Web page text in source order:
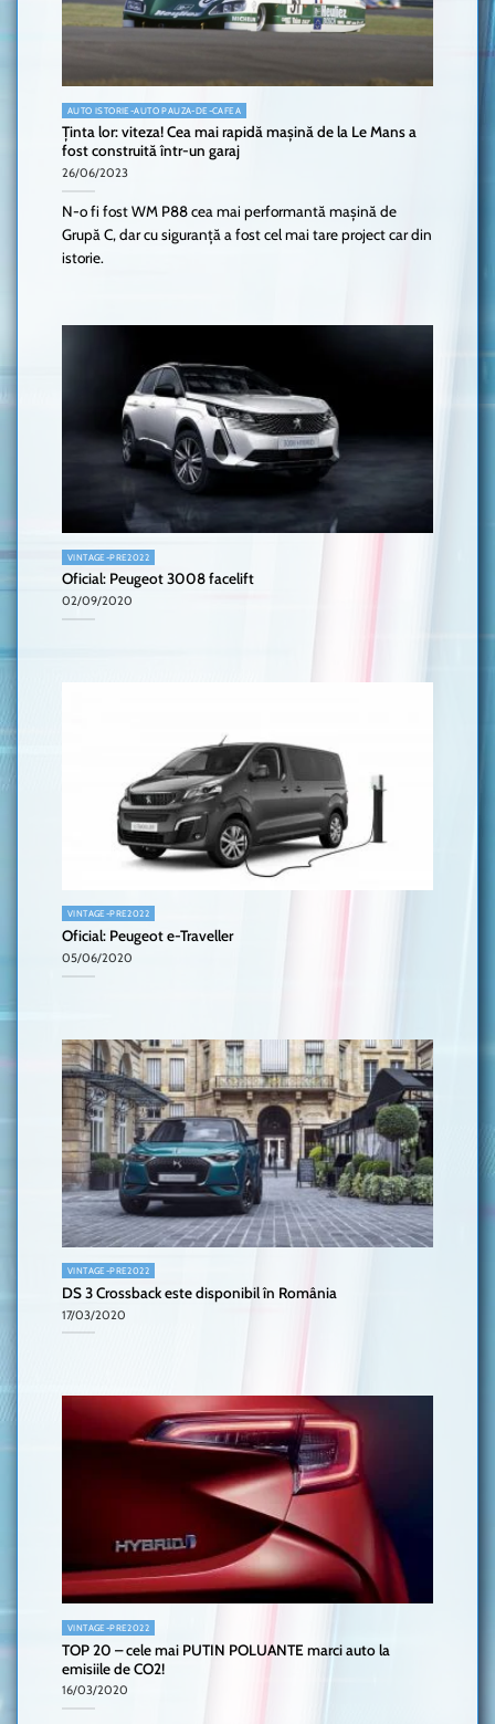
AUTO ISTORIE-AUTO PAUZA-DE-CAFEA
Ținta lor: viteza! Cea mai rapidă mașină de la Le Mans a
fost construită într-un garaj
26/06/2023
N-o fi fost WM P88 cea mai performantă mașină de
Grupă C, dar cu siguranță a fost cel mai tare project car din
istorie.
VINTAGE-PRE2022
Oficial: Peugeot 3008 facelift
02/09/2020
VINTAGE-PRE2022
Oficial: Peugeot e-Traveller
05/06/2020
VINTAGE-PRE2022
DS 3 Crossback este disponibil în România
17/03/2020
VINTAGE-PRE2022
TOP 20 – cele mai PUTIN POLUANTE marci auto la
emisiile de CO2!
16/03/2020